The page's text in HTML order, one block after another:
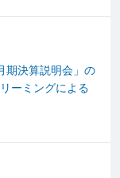
期決算説明会」の
ーミングによる